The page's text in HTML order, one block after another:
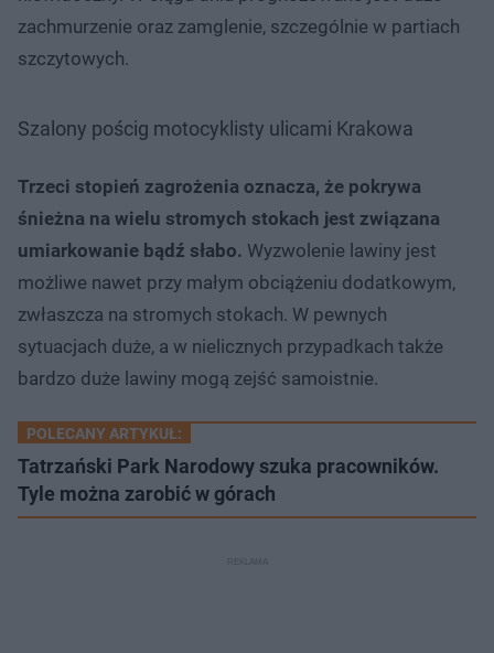
zachmurzenie oraz zamglenie, szczególnie w partiach
szczytowych.
Szalony pościg motocyklisty ulicami Krakowa
Trzeci stopień zagrożenia oznacza, że pokrywa
śnieżna na wielu stromych stokach jest związana
umiarkowanie bądź słabo. Wyzwolenie lawiny jest
możliwe nawet przy małym obciążeniu dodatkowym,
zwłaszcza na stromych stokach. W pewnych
sytuacjach duże, a w nielicznych przypadkach także
bardzo duże lawiny mogą zejść samoistnie.
POLECANY ARTYKUŁ:
Tatrzański Park Narodowy szuka pracowników.
Tyle można zarobić w górach